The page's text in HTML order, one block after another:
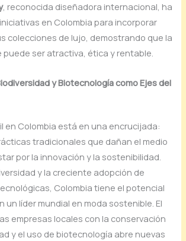
, reconocida diseñadora internacional, ha
en Colombia para incorporar
colecciones de lujo, demostrando que la
puede ser atractiva, ética y rentable.
y Biotecnología como Ejes del
en Colombia está en una encrucijada:
tradicionales que dañan el medio
por la innovación y la sostenibilidad.
y la creciente adopción de
Colombia tiene el potencial
un líder mundial en moda sostenible. El
empresas locales con la conservación
y el uso de biotecnología abre nuevas